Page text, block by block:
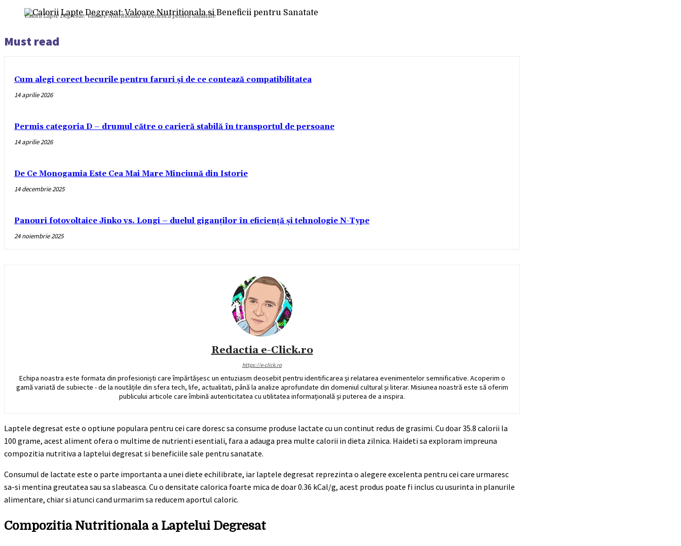
Calorii Lapte Degresat: Valoare Nutritionala si Beneficii pentru Sanatate
Must read
Cum alegi corect becurile pentru faruri și de ce contează compatibilitatea
14 aprilie 2026
Permis categoria D – drumul către o carieră stabilă în transportul de persoane
14 aprilie 2026
De Ce Monogamia Este Cea Mai Mare Minciună din Istorie
14 decembrie 2025
Panouri fotovoltaice Jinko vs. Longi – duelul giganților în eficiență și tehnologie N-Type
24 noiembrie 2025
Redactia e-Click.ro
https://e-click.ro
Echipa noastra este formata din profesioniști care împărtășesc un entuziasm deosebit pentru identificarea și relatarea evenimentelor semnificative. Acoperim o
gamă variată de subiecte - de la noutățile din sfera tech, life, actualitati, până la analize aprofundate din domeniul cultural și literar. Misiunea noastră este să oferim
publicului articole care îmbină autenticitatea cu utilitatea informațională și puterea de a inspira.
Laptele degresat este o optiune populara pentru cei care doresc sa consume produse lactate cu un continut redus de grasimi. Cu doar 35.8 calorii la
100 grame, acest aliment ofera o multime de nutrienti esentiali, fara a adauga prea multe calorii in dieta zilnica. Haideti sa exploram impreuna
compozitia nutritiva a laptelui degresat si beneficiile sale pentru sanatate.
Consumul de lactate este o parte importanta a unei diete echilibrate, iar laptele degresat reprezinta o alegere excelenta pentru cei care urmaresc
sa-si mentina greutatea sau sa slabeasca. Cu o densitate calorica foarte mica de doar 0.36 kCal/g, acest produs poate fi inclus cu usurinta in planurile
alimentare, chiar si atunci cand urmarim sa reducem aportul caloric.
Compozitia Nutritionala a Laptelui Degresat